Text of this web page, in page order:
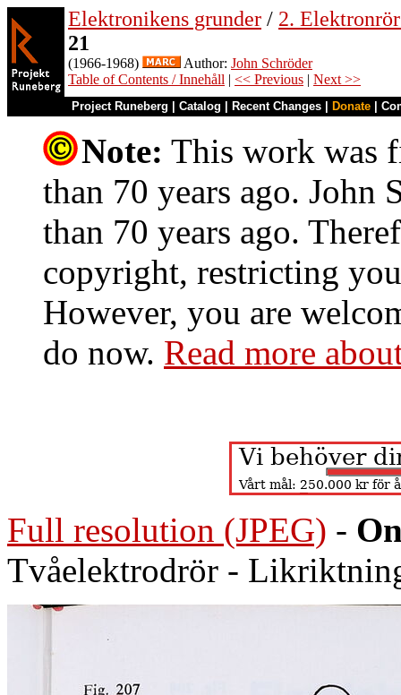
Elektronikens grunder / 2.
21
(1966-1968) Author: John Schröder
Table of Contents / Innehåll | << Previous | Next >>
Project Runeberg Catalog Recent Changes Donate
Note: This work was
than 70 years ago. John
than 70 years ago.
copyright, restricting
However, you are
do now. Read more
Full resolution (JPEG) -
Tvåelektrodrör -